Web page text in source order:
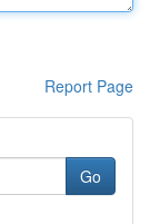
Report Page
Go